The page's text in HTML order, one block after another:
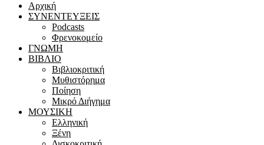
Αρχική
ΣΥΝΕΝΤΕΥΞΕΙΣ
Podcasts
Φρενοκομείο
ΓΝΩΜΗ
ΒΙΒΛΙΟ
Βιβλιοκριτική
Μυθιστόρημα
Ποίηση
Μικρό Διήγημα
ΜΟΥΣΙΚΗ
Ελληνική
Ξένη